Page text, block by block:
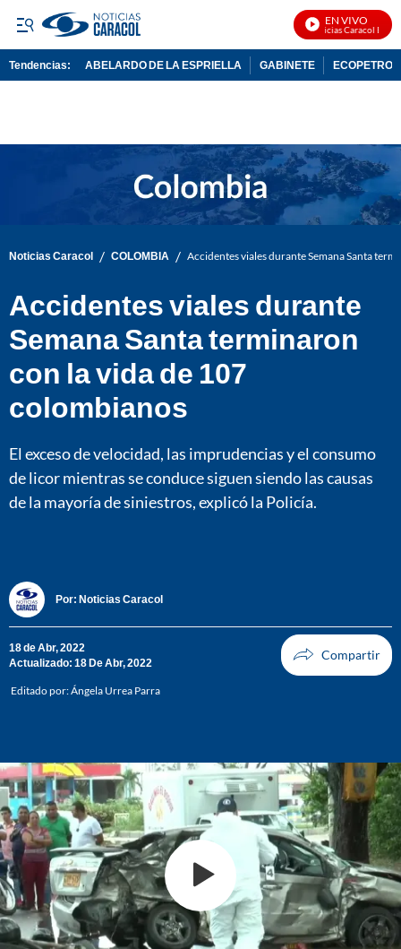
EN VIVO
Noticias Caracol En Vivo
Tendencias: ABELARDO DE LA ESPRIELLA GABINETE ECOPETROL
Noticias Caracol / COLOMBIA / Accidentes viales durante Semana Santa
Accidentes viales durante
Semana Santa terminaron
con la vida de 107
colombianos
El exceso de velocidad, las imprudencias y el consumo
de licor mientras se conduce siguen siendo las causas
de la mayoría de siniestros, explicó la Policía.
Por: Noticias Caracol
18 de Abr, 2022
Actualizado: 18 De Abr, 2022
Editado por:Ángela Urrea Parra